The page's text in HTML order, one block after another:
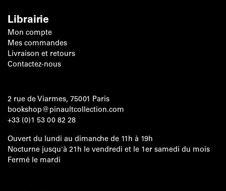
Librairie
Mon compte
Mes commandes
Livraison et retours
Contactez-nous
2 rue de Viarmes, 75001 Paris
bookshop@pinaultcollection.com
+33 (0)1 53 00 82 28
Ouvert du lundi au dimanche de 11h à 19h
Nocturne jusqu'à 21h le vendredi et le 1er samedi du mois
Fermé le mardi